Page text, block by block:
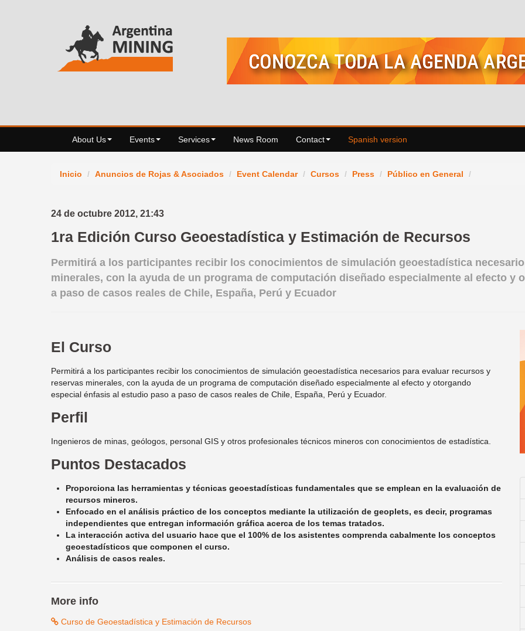
About Us Events Services News Room Contact Spanish version
Inicio / Anuncios de Rojas & Asociados / Event Calendar / Cursos / Press / Público en General /
24 de octubre 2012, 21:43
1ra Edición Curso Geoestadística y Estimación de Recursos
Permitirá a los participantes recibir los conocimientos de simulación geoestadística
minerales, con la ayuda de un programa de computación diseñado especialmente al efecto y
a paso de casos reales de Chile, España, Perú y Ecuador
El Curso
Permitirá a los participantes recibir los conocimientos de simulación geoestadística necesarios para evaluar recursos y
reservas minerales, con la ayuda de un programa de computación diseñado especialmente al efecto y otorgando
especial énfasis al estudio paso a paso de casos reales de Chile, España, Perú y Ecuador.
Perfil
Ingenieros de minas, geólogos, personal GIS y otros profesionales técnicos mineros con conocimientos de estadística.
Puntos Destacados
Proporciona las herramientas y técnicas geoestadísticas fundamentales que se emplean en la evaluación de
recursos mineros.
Enfocado en el análisis práctico de los conceptos mediante la utilización de geoplets, es decir, programas
independientes que entregan información gráfica acerca de los temas tratados.
La interacción activa del usuario hace que el 100% de los asistentes comprenda cabalmente los conceptos
geoestadísticos que componen el curso.
Análisis de casos reales.
More info
Curso de Geoestadística y Estimación de Recursos